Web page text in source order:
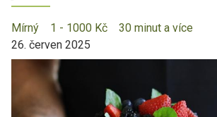
Mírný 1 - 1000 Kč
30 minut a více
26. červen 2025